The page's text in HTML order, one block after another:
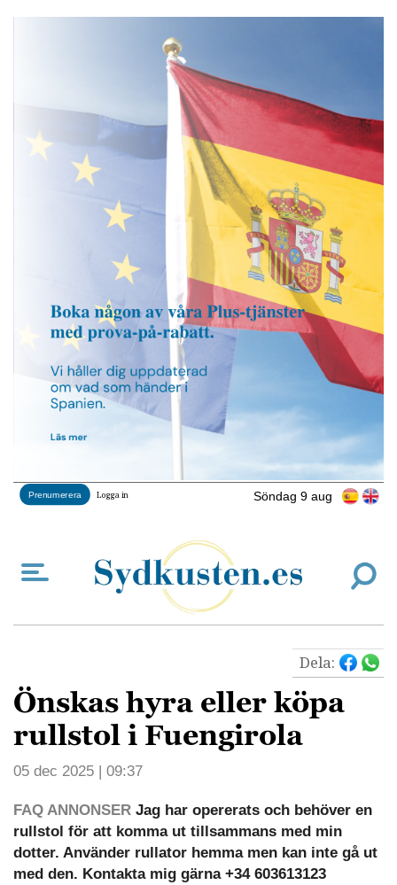
Söndag 9 aug
Prenumerera Logga in
Dela:
Önskas hyra eller köpa
rullstol i Fuengirola
05 dec 2025 | 09:37
FAQ ANNONSER Jag har opererats och behöver en
rullstol för att komma ut tillsammans med min
dotter. Använder rullator hemma men kan inte gå ut
med den. Kontakta mig gärna +34 603613123